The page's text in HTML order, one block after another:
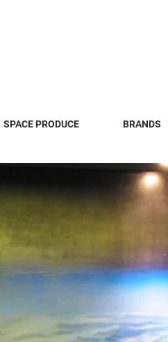
SPACE PRODUCE BRANDS